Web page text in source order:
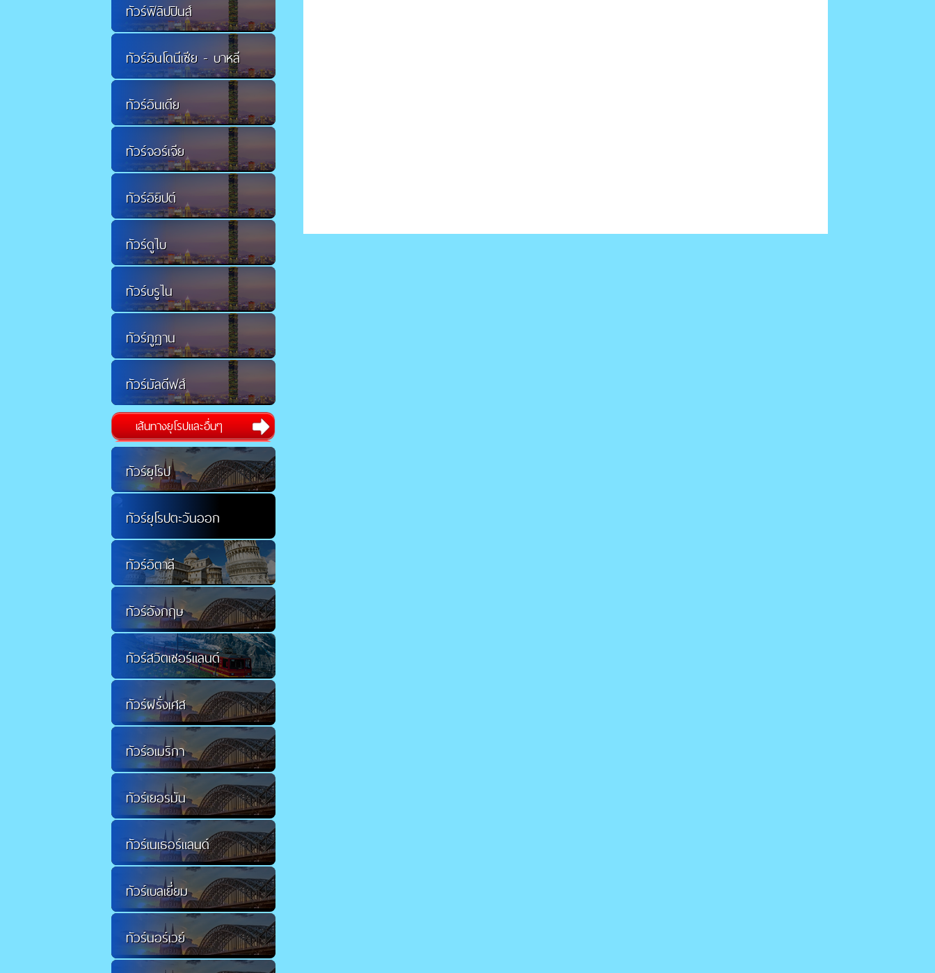
ทัวร์ฟิลิปปินส์
ทัวร์อินโดนีเซีย - บาหลี
ทัวร์อินเดีย
ทัวร์จอร์เจีย
ทัวร์อิยิปต์
ทัวร์ดูไบ
ทัวร์บรูไน
ทัวร์ภูฏาน
ทัวร์มัลดีฟส์
เส้นทางยุโรปและอื่นๆ
ทัวร์ยุโรป
ทัวร์ยุโรปตะวันออก
ทัวร์อิตาลี
ทัวร์อังกฤษ
ทัวร์สวิตเซอร์แลนด์
ทัวร์ฝรั่งเศส
ทัวร์อเมริกา
ทัวร์เยอรมัน
ทัวร์เนเธอร์แลนด์
ทัวร์เบลเยี่ยม
ทัวร์นอร์เวย์